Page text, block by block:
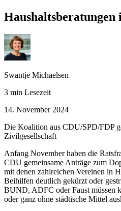
Haushaltsberatungen
Swantje Michaelsen
3 min Lesezeit
14. November 2024
Die Koalition aus CDU/SPD/FDP
Zivilgesellschaft
Anfang November haben die
CDU gemeinsame Anträge zum
mit denen zahlreichen Vereinen in
Beihilfen deutlich gekürzt oder
BUND, ADFC oder Faust müssen
oder ganz ohne städtische Mittel